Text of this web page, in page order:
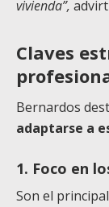
vivienda”,
Claves
Bernardos
adaptarse a
1. Foco en
Son el